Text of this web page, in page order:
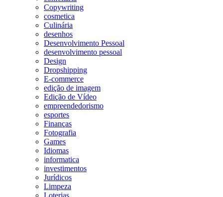
Copywriting
cosmetica
Culinária
desenhos
Desenvolvimento Pessoal
desenvolvimento pessoal
Design
Dropshipping
E-commerce
edição de imagem
Edição de Vídeo
empreendedorismo
esportes
Finanças
Fotografia
Games
Idiomas
informatica
investimentos
Jurídicos
Limpeza